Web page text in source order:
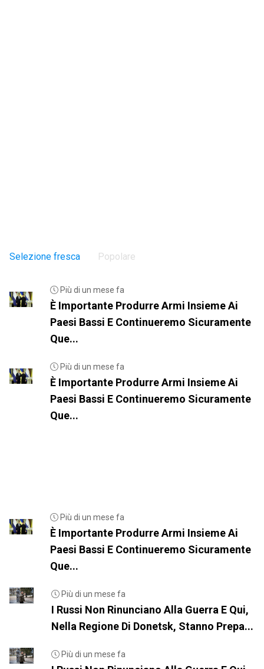
Selezione fresca Popolare
Più di un mese fa
È Importante Produrre Armi Insieme Ai
Paesi Bassi E Continueremo Sicuramente
Que...
Più di un mese fa
È Importante Produrre Armi Insieme Ai
Paesi Bassi E Continueremo Sicuramente
Que...
Più di un mese fa
È Importante Produrre Armi Insieme Ai
Paesi Bassi E Continueremo Sicuramente
Que...
Più di un mese fa
I Russi Non Rinunciano Alla Guerra E Qui,
Nella Regione Di Donetsk, Stanno Prepa...
Più di un mese fa